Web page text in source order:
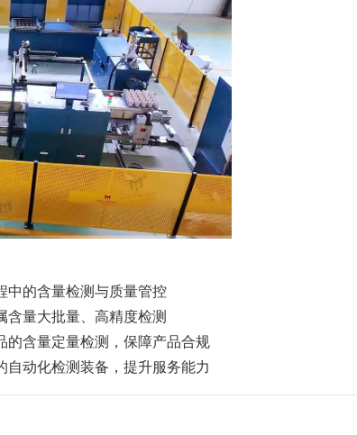
中的含量检测与质量管控
含量大批量、高精度检测
的含量定量检测，保障产品合规
自动化检测装备，提升服务能力